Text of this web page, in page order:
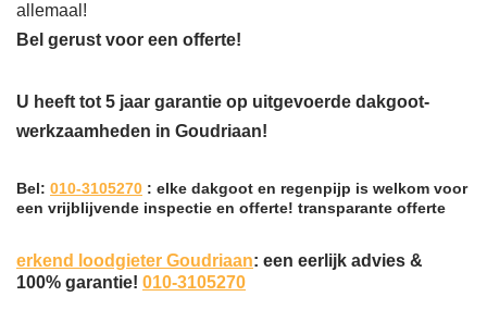
allemaal!
Bel gerust voor een offerte!
U heeft tot 5 jaar garantie op uitgevoerde dakgoot-
werkzaamheden in Goudriaan!
Bel: 010-3105270 : elke dakgoot en regenpijp is welkom voor
een vrijblijvende inspectie en offerte! transparante offerte
erkend loodgieter Goudriaan: een eerlijk advies &
100% garantie! 010-3105270